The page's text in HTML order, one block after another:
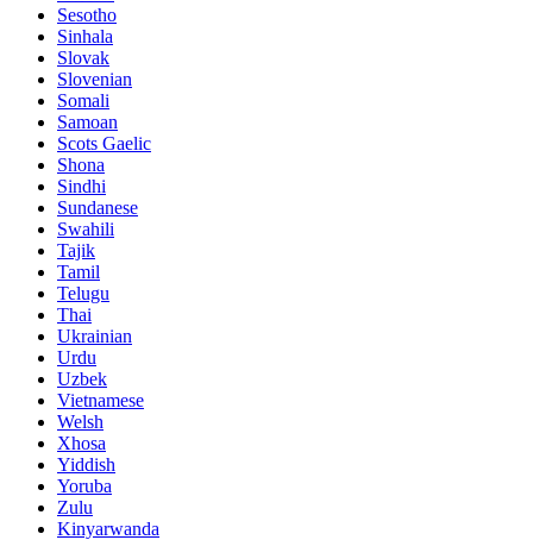
Sesotho
Sinhala
Slovak
Slovenian
Somali
Samoan
Scots Gaelic
Shona
Sindhi
Sundanese
Swahili
Tajik
Tamil
Telugu
Thai
Ukrainian
Urdu
Uzbek
Vietnamese
Welsh
Xhosa
Yiddish
Yoruba
Zulu
Kinyarwanda